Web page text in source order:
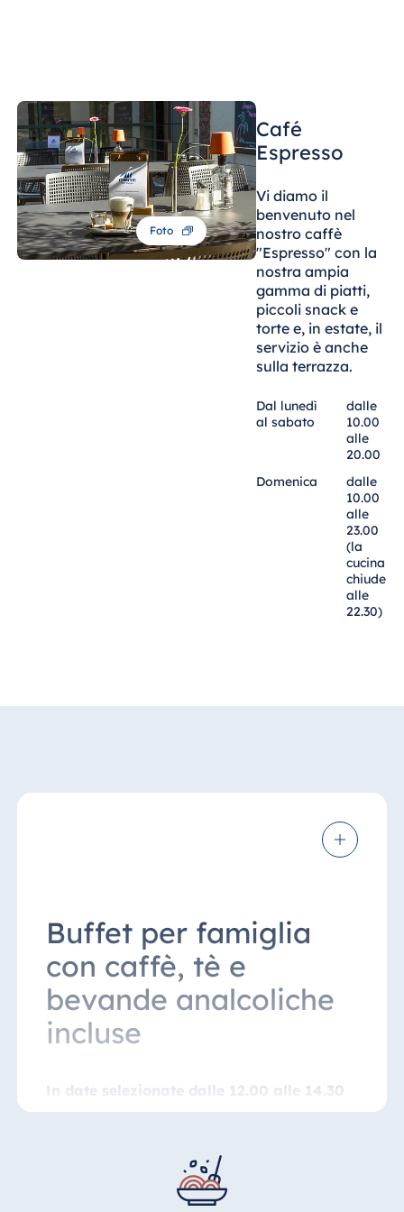
Mauritius
Resort & Spa
Mauritius
Foto
Café
Espresso
Vi diamo il
benvenuto nel
nostro caffè
"Espresso" con la
nostra ampia
gamma di piatti,
piccoli snack e
torte e, in estate, il
servizio è anche
sulla terrazza.
Dal lunedì
al sabato
dalle
10.00
alle
20.00
Domenica
dalle
10.00
alle
23.00
(la
cucina
chiude
alle
22.30)
Buffet per famiglia
con caffè, tè e
bevande analcoliche
incluse
In date selezionate dalle 12.00 alle 14.30
lavoro, il nostro buffet per famiglie offre lo
scenario perfetto per ogni occasione.
Godetevi il nostro ricco buffet che include